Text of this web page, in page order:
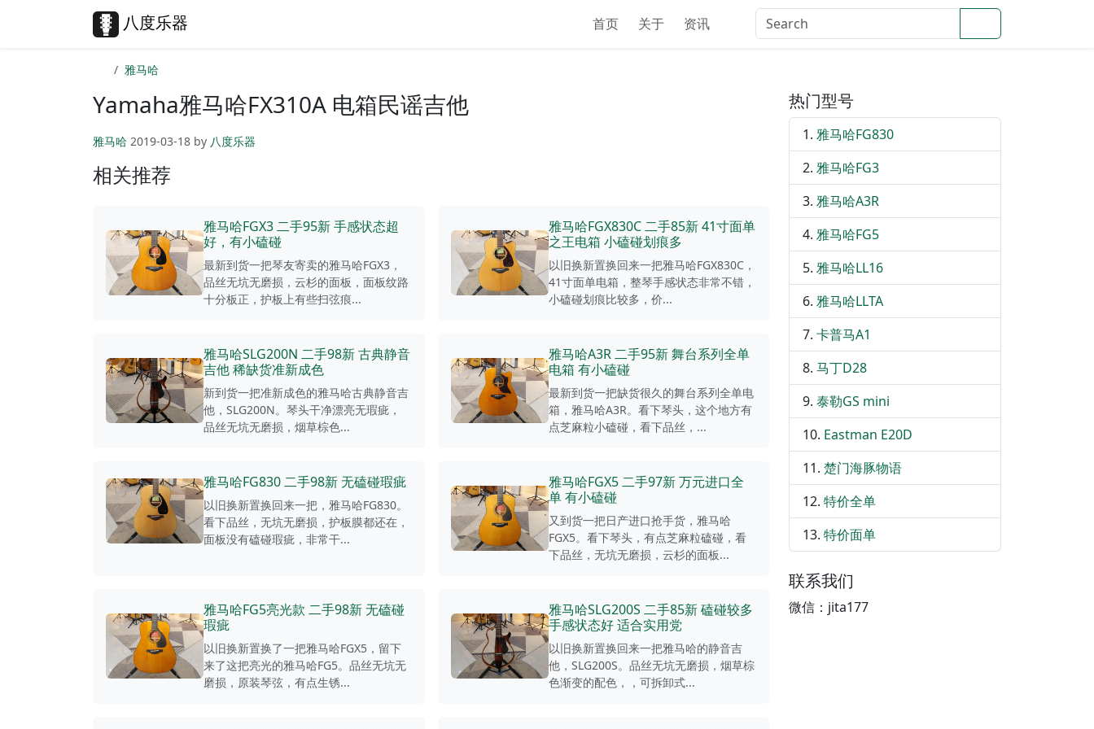
八度乐器 首页 关于
资讯
雅马哈
Yamaha雅马哈FX310A 电箱民谣吉他
雅马哈 2019-03-18 by 八度乐器
相关推荐
雅马哈FGX3 二手95新 手感状态超
好，有小磕碰
最新到货一把琴友寄卖的雅马哈FGX3，
品丝无坑无磨损，云杉的面板，面板纹路
十分板正，护板上有些扫弦痕...
雅马哈FGX830C 二手85新 41寸面单
之王电箱 小磕碰划痕多
以旧换新置换回来一把雅马哈FGX830C，
41寸面单电箱，整琴手感状态非常不错，
小磕碰划痕比较多，价...
雅马哈SLG200N 二手98新 古典静音
吉他 稀缺货准新成色
新到货一把准新成色的雅马哈古典静音吉
他，SLG200N。琴头干净漂亮无瑕疵，
品丝无坑无磨损，烟草棕色...
雅马哈A3R 二手95新 舞台系列全单
电箱 有小磕碰
最新到货一把缺货很久的舞台系列全单电
箱，雅马哈A3R。看下琴头，这个地方有
点芝麻粒小磕碰，看下品丝，...
雅马哈FG830 二手98新 无磕碰瑕疵
以旧换新置换回来一把，雅马哈FG830。
看下品丝，无坑无磨损，护板膜都还在，
面板没有磕碰瑕疵，非常干...
雅马哈FGX5 二手97新 万元进口全
单 有小磕碰
又到货一把日产进口抢手货，雅马哈
FGX5。看下琴头，有点芝麻粒磕碰，看
下品丝，无坑无磨损，云杉的面板...
雅马哈FG5亮光款 二手98新 无磕碰
瑕疵
以旧换新置换了一把雅马哈FGX5，留下
来了这把亮光的雅马哈FG5。品丝无坑无
磨损，原装琴弦，有点生锈...
雅马哈SLG200S 二手85新 磕碰较多
手感状态好 适合实用党
以旧换新置换回来一把雅马哈的静音吉
他，SLG200S。品丝无坑无磨损，烟草棕
色渐变的配色，，可拆卸式...
热门型号
雅马哈FG830
雅马哈FG3
雅马哈A3R
雅马哈FG5
雅马哈LL16
雅马哈LLTA
卡普马A1
马丁D28
泰勒GS mini
Eastman E20D
楚门海豚物语
特价全单
特价面单
联系我们
微信：jita177